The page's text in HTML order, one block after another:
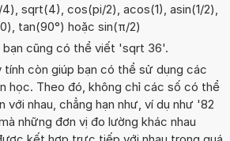
sqrt(4), cos(pi/2), acos(1), asin(1/2),
tan(90°) hoặc sin(π/2)
bạn cũng có thể viết 'sqrt 36'.
tính còn giúp bạn có thể sử dụng các
học. Theo đó, không chỉ các số có thể
với nhau, chẳng hạn như, ví dụ như '82
những đơn vị đo lường khác nhau